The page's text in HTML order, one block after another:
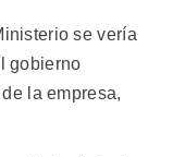
se vería
gobierno
la empresa,